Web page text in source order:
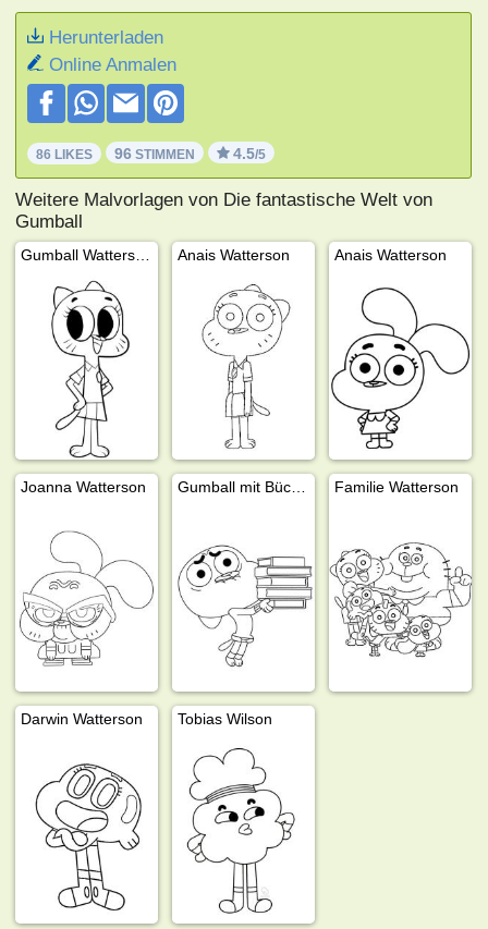
Herunterladen
Online Anmalen
86 LIKES 96 STIMMEN 4.5/5
Weitere Malvorlagen von Die fantastische Welt von
Gumball
Anais Watterson Anais Watterson
Joanna Watterson Familie Watterson
Darwin Watterson Tobias Wilson